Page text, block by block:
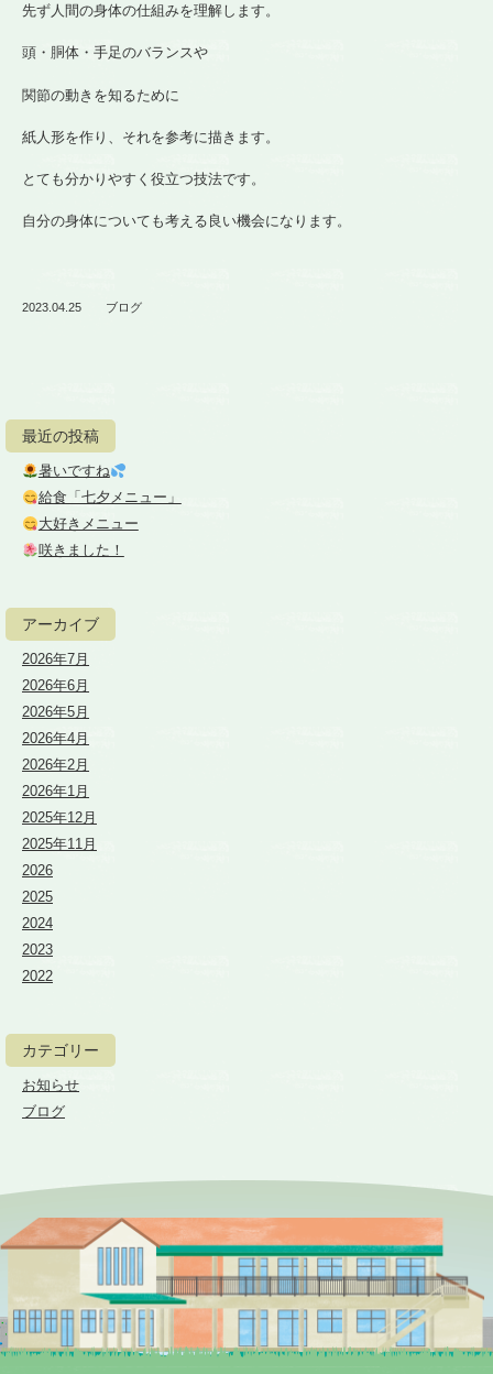
先ず人間の身体の仕組みを理解します。
頭・胴体・手足のバランスや
関節の動きを知るために
紙人形を作り、それを参考に描きます。
とても分かりやすく役立つ技法です。
自分の身体についても考える良い機会になります。
2023.04.25 ブログ
最近の投稿
暑いですね
給食「七夕メニュー」
大好きメニュー
咲きました！
アーカイブ
2026年7月
2026年6月
2026年5月
2026年4月
2026年2月
2026年1月
2025年12月
2025年11月
2026
2025
2024
2023
2022
カテゴリー
お知らせ
ブログ